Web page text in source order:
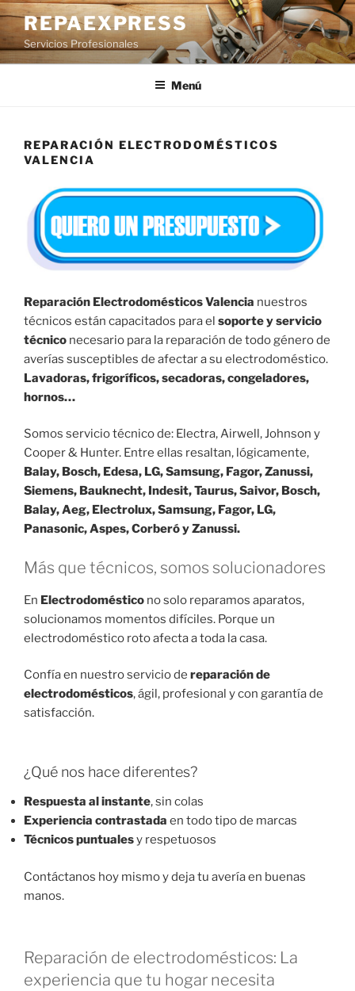
Saltar
contenido
REPAEXPRESS
Servicios Profesionales
Menú
REPARACIÓN ELECTRODOMÉSTICOS
VALENCIA
Reparación Electrodomésticos Valencia nuestros
técnicos están capacitados para el soporte y servicio
técnico necesario para la reparación de todo género de
averías susceptibles de afectar a su electrodoméstico.
Lavadoras, frigoríficos, secadoras, congeladores,
hornos…
Somos servicio técnico de: Electra, Airwell, Johnson y
Cooper & Hunter. Entre ellas resaltan, lógicamente,
Balay, Bosch, Edesa, LG, Samsung, Fagor, Zanussi,
Siemens, Bauknecht, Indesit, Taurus, Saivor, Bosch,
Balay, Aeg, Electrolux, Samsung, Fagor, LG,
Panasonic, Aspes, Corberó y Zanussi.
Más que técnicos, somos solucionadores
En Electrodoméstico no solo reparamos aparatos,
solucionamos momentos difíciles. Porque un
electrodoméstico roto afecta a toda la casa.
Confía en nuestro servicio de reparación de
electrodomésticos, ágil, profesional y con garantía de
satisfacción.
¿Qué nos hace diferentes?
Respuesta al instante, sin colas
Experiencia contrastada en todo tipo de marcas
Técnicos puntualesy respetuosos
Contáctanos hoy mismo y deja tu avería en buenas
manos.
Reparación de electrodomésticos: La
experiencia que tu hogar necesita